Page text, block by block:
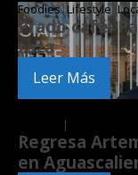
Foodies|Lifestyle|
Prado café:
taza
Leer Más
|
Regresa
en